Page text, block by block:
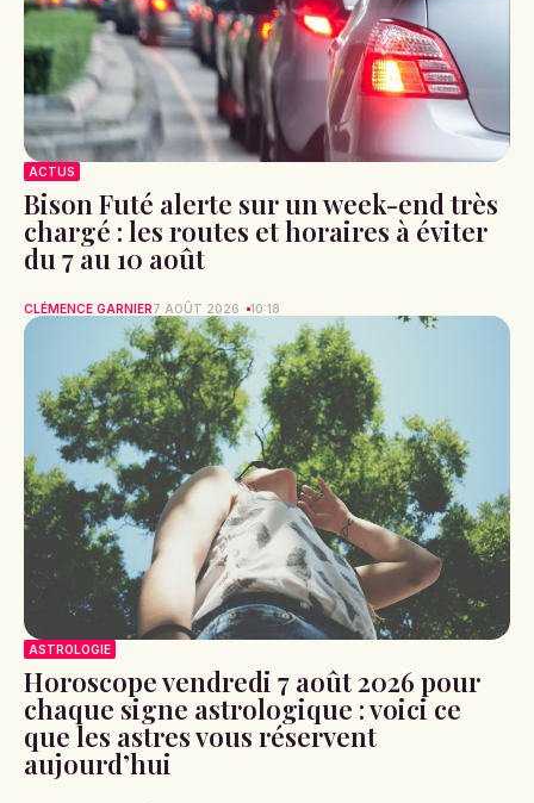
ACTUS
Bison Futé alerte sur un week-end très
chargé : les routes et horaires à éviter
du 7 au 10 août
CLÉMENCE GARNIER7 AOÛT 2026 10:18
ASTROLOGIE
Horoscope vendredi 7 août 2026 pour
chaque signe astrologique : voici ce
que les astres vous réservent
aujourd’hui